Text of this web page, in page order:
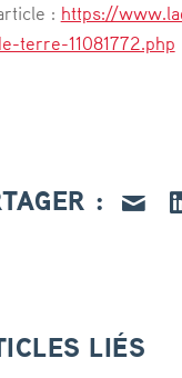
: https://
terre-11081772.php
:
LIÉS